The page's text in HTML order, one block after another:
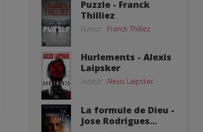
Puzzle - Franck
Thilliez
Auteur : Franck Thilliez
Hurlements - Alexis
Laipsker
Auteur : Alexis Laipsker
La formule de Dieu -
Jose Rodrigues...